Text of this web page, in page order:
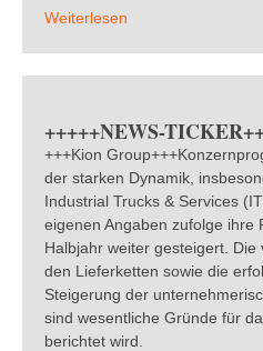
Weiterlesen
+++++NEWS-
+++Kion
der starken Dynamik,
Industrial Trucks & Services
eigenen Angaben zufolge ihre
Halbjahr weiter gesteigert. Die
den Lieferketten sowie die
Steigerung der
sind wesentliche Gründe für
berichtet wird.